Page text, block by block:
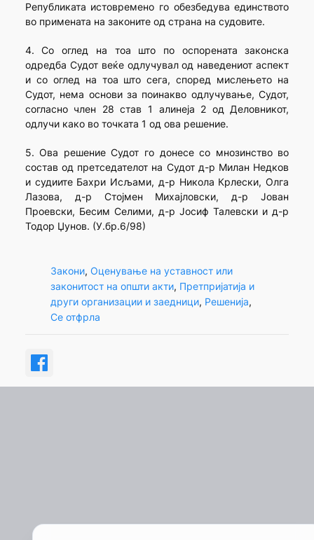
Републиката истовремено го обезбедува единството
во примената на законите од страна на судовите.
4. Со оглед на тоа што по оспорената законска
одредба Судот веќе одлучувал од наведениот аспект
и со оглед на тоа што сега, според мислењето на
Судот, нема основи за поинакво одлучување, Судот,
согласно член 28 став 1 алинеја 2 од Деловникот,
одлучи како во точката 1 од ова решение.
5. Ова решение Судот го донесе со мнозинство во
состав од претседателот на Судот д-р Милан Недков
и судиите Бахри Исљами, д-р Никола Крлески, Олга
Лазова, д-р Стојмен Михајловски, д-р Јован
Проевски, Бесим Селими, д-р Јосиф Талевски и д-р
Тодор Џунов. (У.бр.6/98)
Закони, Оценување на уставност или
законитост на општи акти, Претпријатија и
други организации и заедници, Решенија
Се отфрла